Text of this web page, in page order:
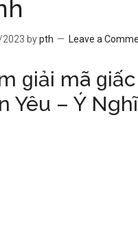
bypth Leave a
ɡiải mã
Yêu – Ý